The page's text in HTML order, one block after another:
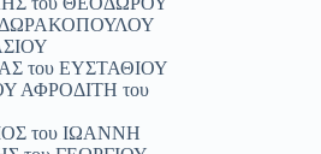
του ΕΥΣΤΑΘΙΟΥ
ΑΦΡΟΔΙΤΗ του
του ΙΩΑΝΝΗ